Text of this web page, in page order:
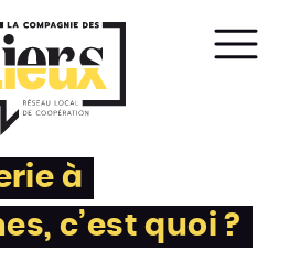
le
à
c’est quoi ?